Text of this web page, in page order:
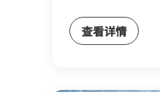
查看详情